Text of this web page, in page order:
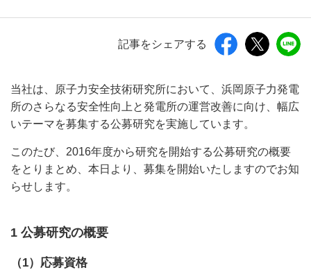
記事をシェアする
当社は、原子力安全技術研究所において、浜岡原子力発電
所のさらなる安全性向上と発電所の運営改善に向け、幅広
いテーマを募集する公募研究を実施しています。
このたび、2016年度から研究を開始する公募研究の概要
をとりまとめ、本日より、募集を開始いたしますのでお知
らせします。
1 公募研究の概要
（1）応募資格